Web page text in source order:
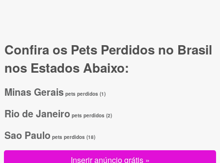
Confira os Pets Perdidos no Brasil
nos Estados Abaixo:
Minas Gerais pets perdidos (1)
Rio de Janeiro pets perdidos (2)
Sao Paulo pets perdidos (18)
Inserir anúncio grátis »